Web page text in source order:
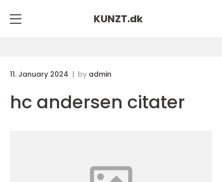
KUNZT.dk
11. January 2024 by admin
hc andersen citater